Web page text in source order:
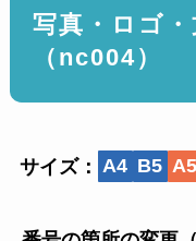
写真・ロゴ
（nc004）
サイズ： A4 B5 A5